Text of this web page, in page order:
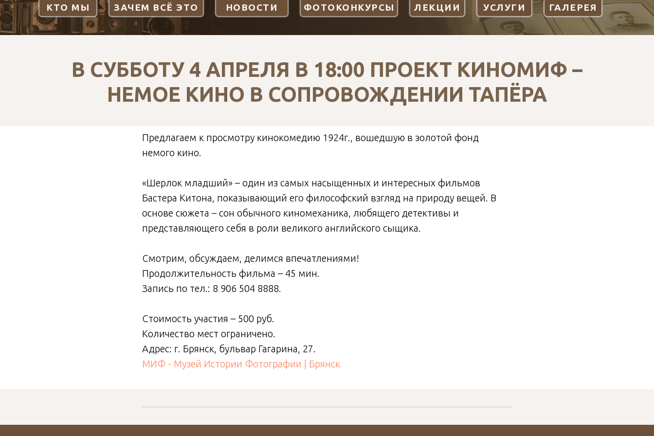
ФОТОКОНКУРСЫ
ЗАЧЕМ ВСЁ ЭТО
КТО МЫ НОВОСТИ ЛЕКЦИИ УСЛУГИ ГАЛЕРЕЯ
В СУББОТУ 4 АПРЕЛЯ В 18:00 ПРОЕКТ КИНОМИФ –
НЕМОЕ КИНО В СОПРОВОЖДЕНИИ ТАПЁРА
Предлагаем к просмотру кинокомедию 1924г., вошедшую в золотой фонд
немого кино.
«Шерлок младший» – один из самых насыщенных и интересных фильмов
Бастера Китона, показывающий его философский взгляд на природу вещей. В
основе сюжета – сон обычного киномеханика, любящего детективы и
представляющего себя в роли великого английского сыщика.
Смотрим, обсуждаем, делимся впечатлениями!
Продолжительность фильма – 45 мин.
Запись по тел.: 8 906 504 8888.
Стоимость участия – 500 руб.
Количество мест ограничено.
Адрес: г. Брянск, бульвар Гагарина, 27.
МИФ - Музей Истории Фотографии | Брянск